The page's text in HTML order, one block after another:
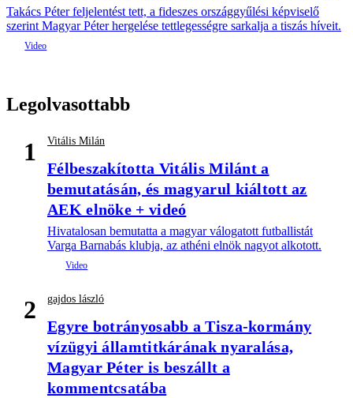
Takács Péter feljelentést tett, a fideszes országgyűlési képviselő
szerint Magyar Péter hergelése tettlegességre sarkalja a tiszás híveit.
Legolvasottabb
1 Vitális Milán
Félbeszakította Vitális Milánt a
bemutatásán, és magyarul kiáltott az
AEK elnöke + videó
Hivatalosan bemutatta a magyar válogatott futballistát
Varga Barnabás klubja, az athéni elnök nagyot alkotott.
2 gajdos lászló
Egyre botrányosabb a Tisza-kormány
vízügyi államtitkárának nyaralása,
Magyar Péter is beszállt a
kommentcsatába